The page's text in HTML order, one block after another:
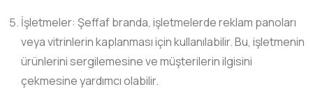
İşletmeler: Şeffaf branda, işletmelerde reklam panoları
veya vitrinlerin kaplanması için kullanılabilir. Bu, işletmenin
ürünlerini sergilemesine ve müşterilerin ilgisini
çekmesine yardımcı olabilir.